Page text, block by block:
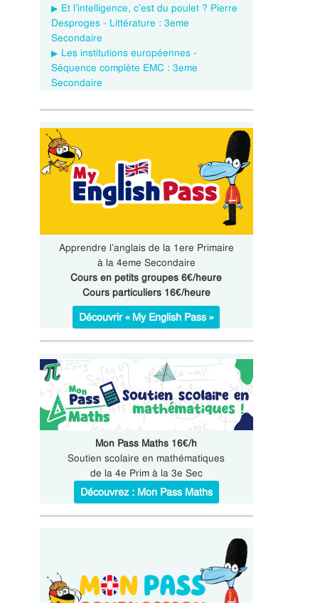
Et l’intelligence, c’est du poulet ? Pierre
Desproges - Littérature : 3eme
Secondaire
Les institutions européennes -
Séquence complète EMC : 3eme
Secondaire
Apprendre l’anglais de la 1ere Primaire
à la 4eme Secondaire
Cours en petits groupes 6€/heure
Cours particuliers 16€/heure
Découvrir « My English Pass »
Mon Pass Maths 16€/h
Soutien scolaire en mathématiques
de la 4e Prim à la 3e Sec
Découvrez : Mon Pass Maths